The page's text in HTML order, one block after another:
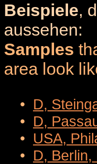
Beispiele,
aussehen:
Samples
area look
• D,
• D,
• USA,
• D,